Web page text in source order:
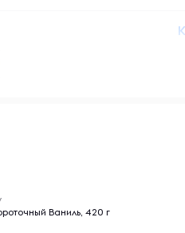
Ваниль, 420 г